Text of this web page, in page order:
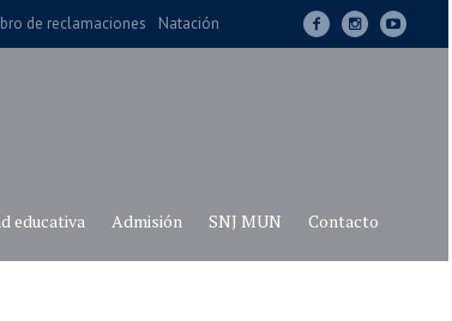
de reclamaciones Natación
educativa Admisión SNJ MUN Contacto